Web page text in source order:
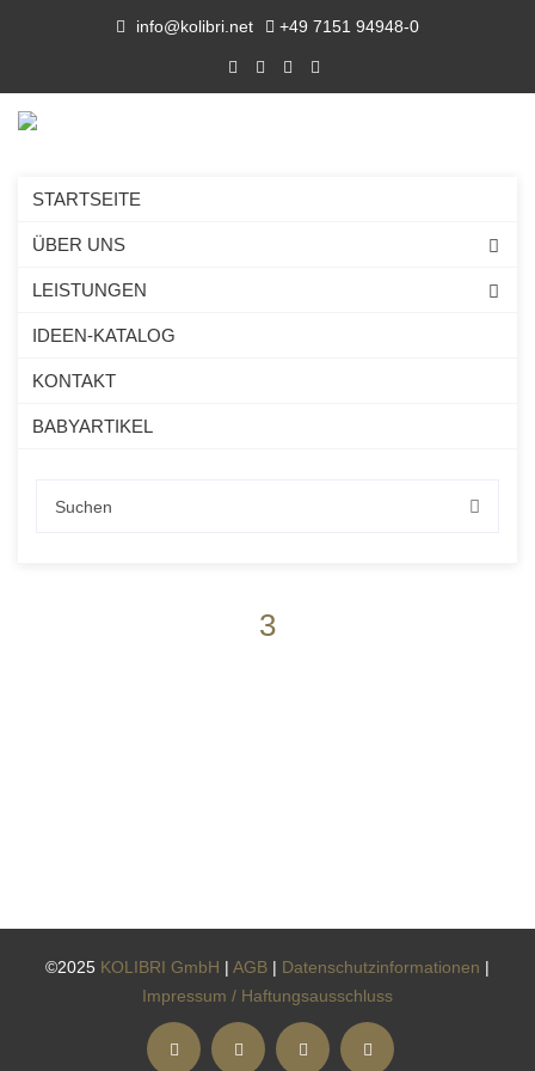
info@kolibri.net +49 7151 94948-0
STARTSEITE
ÜBER UNS
LEISTUNGEN
IDEEN-KATALOG
KONTAKT
BABYARTIKEL
3
©2025 KOLIBRI GmbH | AGB | Datenschutzinformationen |
Impressum / Haftungsausschluss